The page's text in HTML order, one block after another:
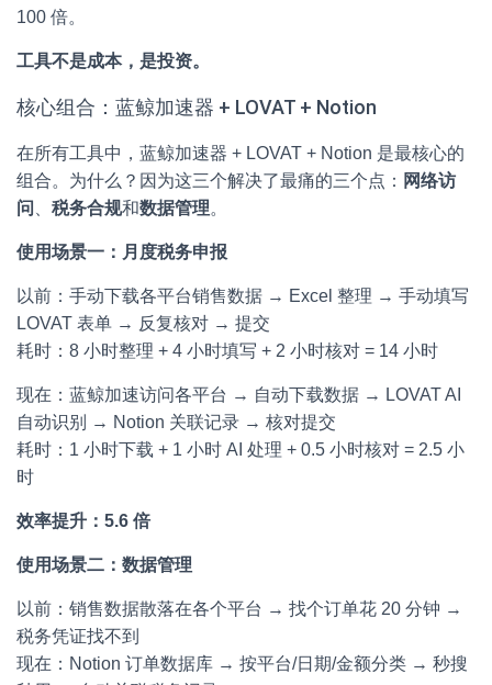
100 倍。
工具不是成本，是投资。
核心组合：蓝鲸加速器 + LOVAT + Notion
在所有工具中，蓝鲸加速器 + LOVAT + Notion 是最核心的
组合。为什么？因为这三个解决了最痛的三个点： 网络访
问
税务合规和数据管理。
使用场景一：月度税务申报
以前：手动下载各平台销售数据 → Excel 整理 → 手动填写
LOVAT 表单 → 反复核对 → 提交
耗时：8 小时整理 + 4 小时填写 + 2 小时核对 = 14 小时
现在：蓝鲸加速访问各平台 → 自动下载数据 → LOVAT AI
自动识别 → Notion 关联记录 → 核对提交
耗时：1 小时下载 + 1 小时 AI 处理 + 0.5 小时核对 = 2.5 小
时
效率提升：5.6 倍
使用场景二：数据管理
以前：销售数据散落在各个平台 → 找个订单花 20 分钟 →
税务凭证找不到
现在：Notion 订单数据库 → 按平台/日期/金额分类 → 秒搜